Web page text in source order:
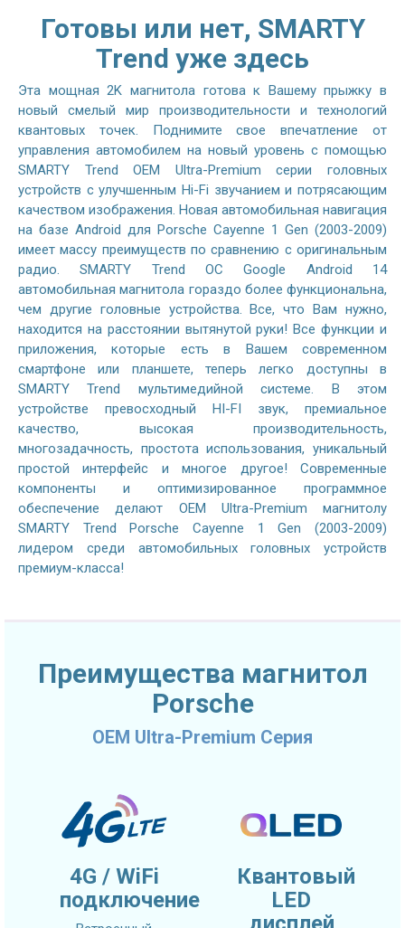
Готовы или нет, SMARTY
Trend уже здесь
Эта мощная 2K магнитола готова к Вашему прыжку в
новый смелый мир производительности и технологий
квантовых точек. Поднимите свое впечатление от
управления автомобилем на новый уровень с помощью
SMARTY Trend OEM Ultra-Premium серии головных
устройств с улучшенным Hi-Fi звучанием и потрясающим
качеством изображения. Новая автомобильная навигация
на базе Android для Porsche Cayenne 1 Gen (2003-2009)
имеет массу преимуществ по сравнению с оригинальным
радио. SMARTY Trend ОС Google Android 14
автомобильная магнитола гораздо более функциональна,
чем другие головные устройства. Все, что Вам нужно,
находится на расстоянии вытянутой руки! Все функции и
приложения, которые есть в Вашем современном
смартфоне или планшете, теперь легко доступны в
SMARTY Trend мультимедийной системе. В этом
устройстве превосходный HI-FI звук, премиальное
качество, высокая производительность,
многозадачность, простота использования, уникальный
простой интерфейс и многое другое! Современные
компоненты и оптимизированное программное
обеспечение делают OEM Ultra-Premium магнитолу
SMARTY Trend Porsche Cayenne 1 Gen (2003-2009)
лидером среди автомобильных головных устройств
премиум-класса!
Преимущества магнитол
Porsche
OEM Ultra-Premium Серия
4G / WiFi
подключение
Квантовый
LED